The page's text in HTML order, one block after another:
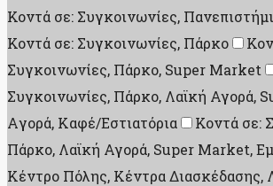
Κοντά σε: Συγκοινωνίες,
Κοντά σε: Συγκοινωνίες, Πάρκο
Συγκοινωνίες, Πάρκο, Super Market
Συγκοινωνίες, Πάρκο, Λαϊκή Αγορά,
Aγορά, Καφέ/Εστιατόρια
Κοντά σε:
Πάρκο, Λαϊκή Αγορά, Super Market,
Κέντρο Πόλης, Κέντρα Διασκέδασης,